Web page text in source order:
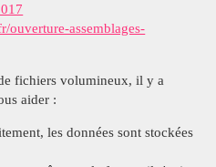
ouverture-assemblages-
fichiers volumineux, il y a
aider :
les données sont stockées